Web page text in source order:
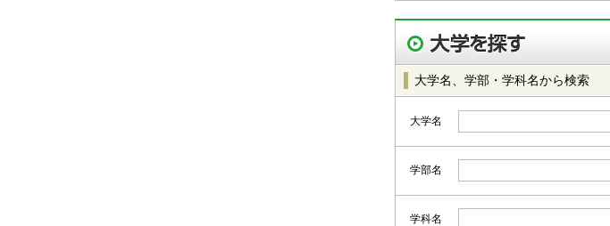
大学名、学部・学科名から検索
大学名
学部名
学科名